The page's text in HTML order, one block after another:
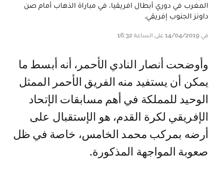
المغرب في دوري أبطال افريقيا، في مباراة الذهاب أمام صن
داونز الجنوب إفريقي.
في 14/04/2019 على الساعة 16:32
وأوضحت أنصار النادي الأحمر، أنه أبسط ما
يمكن أن يستفيد منه الفريق الأحمر الممثل
الوحيد للمملكة في أهم مسابقات الإتحاد
الإفريقي لكرة القدم، هو الإستقبال على
أرضه بمركب محمد الخامس، خاصة في ظل
صعوبة المواجهة المذكورة.